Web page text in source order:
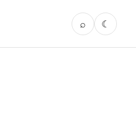
⌕ ☾